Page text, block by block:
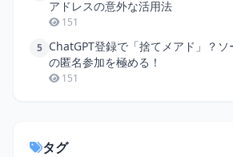
アドレスの意外な活用法
151
5 ChatGPT登録で「捨てメアド」？
の匿名参加を極める！
151
タグ